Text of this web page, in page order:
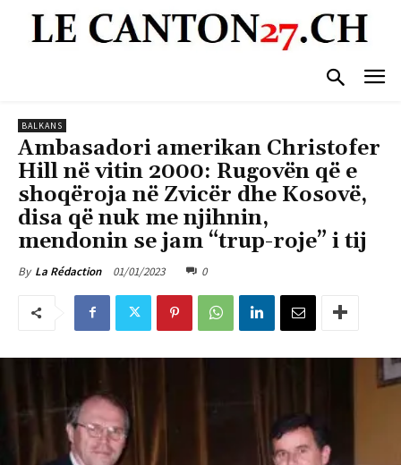
BALKANS
Ambasadori amerikan Christofer
Hill në vitin 2000: Rugovën që e
shoqëroja në Zvicër dhe Kosovë,
disa që nuk me njihnin,
mendonin se jam “trup-roje” i tij
By La Rédaction 01/01/2023 0